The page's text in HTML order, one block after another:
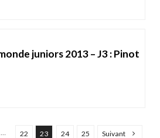
juniors 2013 – J3 : Pinot
… 22 23 24 25 Suivant